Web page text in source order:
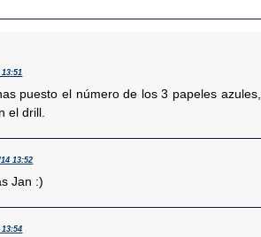
puesto el número de los 3 papeles
el drill.
13:52
Jan :)
13:54